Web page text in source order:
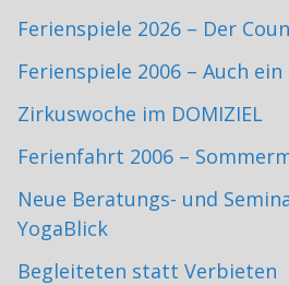
Ferienspiele 2026 – Der
Ferienspiele 2006 – Auch
Zirkuswoche im DOMIZIEL
Ferienfahrt 2006 –
Neue Beratungs- und
YogaBlick
Begleiteten statt Verbieten